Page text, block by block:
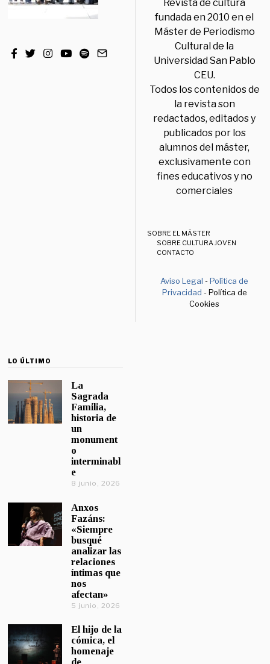
Revista de cultura
fundada en 2010 en el
Máster de Periodismo
Cultural de la
Universidad San Pablo
CEU.
Todos los contenidos de
la revista son
redactados, editados y
publicados por los
alumnos del máster,
exclusivamente con
fines educativos y no
comerciales
SOBRE EL MÁSTER
SOBRE CULTURA JOVEN
CONTACTO
Aviso Legal -Política de
Privacidad - Política de
Cookies
LO ÚLTIMO
La
Sagrada
Familia,
historia de
un
monument
o
interminabl
e
8 junio, 2026
Anxos
Fazáns:
«Siempre
busqué
analizar las
relaciones
íntimas que
nos
afectan»
5 junio, 2026
El hijo de la
cómica, el
homenaje